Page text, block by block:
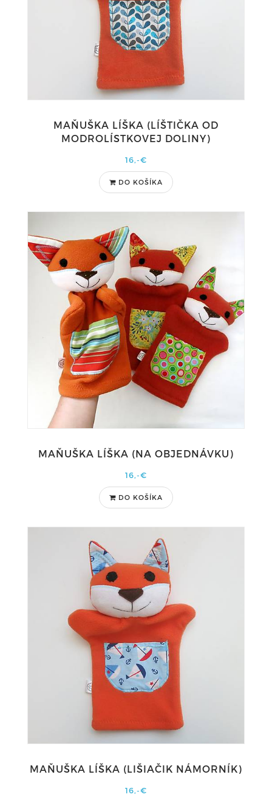
MAŇUŠKA LÍŠKA (LÍŠTIČKA OD
MODROLÍSTKOVEJ DOLINY)
16,-€
DO KOŠÍKA
MAŇUŠKA LÍŠKA (NA OBJEDNÁVKU)
16,-€
DO KOŠÍKA
MAŇUŠKA LÍŠKA (LIŠIAČIK NÁMORNÍK)
16,-€